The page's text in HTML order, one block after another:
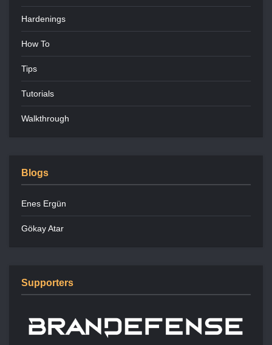
Hardenings
How To
Tips
Tutorials
Walkthrough
Blogs
Enes Ergün
Gökay Atar
Supporters